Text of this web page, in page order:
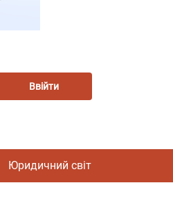
Ввійти
Юридичний світ